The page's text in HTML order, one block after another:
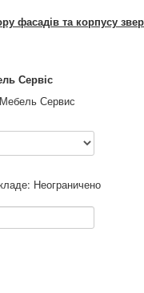
фасадів та корпусу
Сервіс
Мебель Сервис
Неограничено